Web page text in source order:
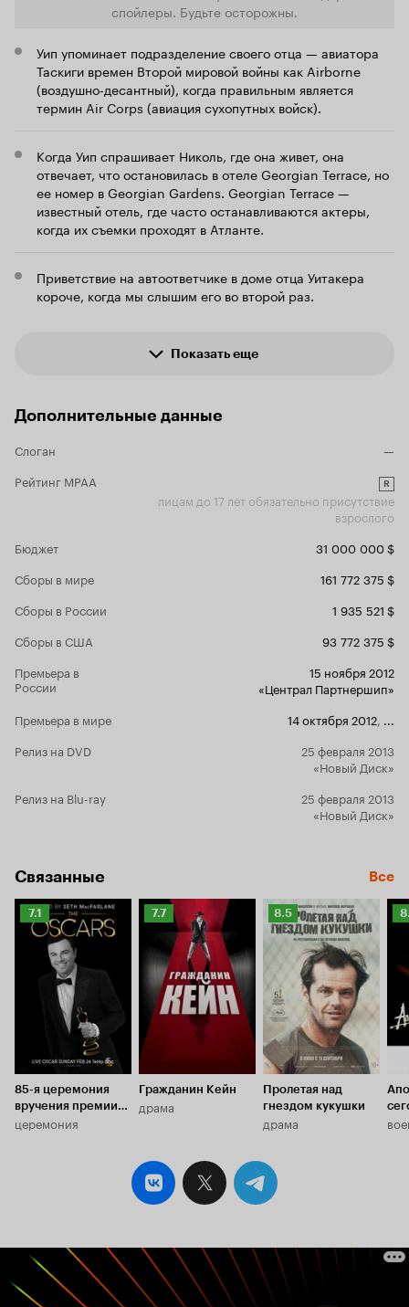
алкоголик. Это плохо, но я ничего не могу с
пить, ведь это из-за бухла я (вырезано
антиспойлерным комитетом)». И снова «Я
АЛКОГОЛИК!». И так два часа кряду! Я не шучу,
если бы - не участие бесконечно уважаемого
мною мистера Вашингтона, Ваш покорный
интересно, с помощью каких ни будь
неожиданных ситуаций, то возможно все было
бы не так плачевно, а концовка и
«неожиданное» прозрение главного героя не
выглядели высосанными из пальца. Но нет же!
брендов. Этого как то маловато для
положительной оценки не находите?
авария, и
триллера,
удалась просто
жёсткого
спойлеры. Будьте осторожны.
Уип упоминает подразделение своего отца — авиатора
Таскиги времен Второй мировой войны как Airborne
(воздушно-десантный), когда правильным является
термин Air Corps (авиация сухопутных войск).
Когда Уип спрашивает Николь, где она живет, она
отвечает, что остановилась в отеле Georgian Terrace, но
ее номер в Georgian Gardens. Georgian Terrace —
известный отель, где часто останавливаются актеры,
когда их съемки проходят в Атланте.
Приветствие на автоответчике в доме отца Уитакера
короче, когда мы слышим его во второй раз.
Показать еще
Дополнительные данные
Слоган
—
Рейтинг MPAA
R
лицам до 17 лет обязательно присутствие
взрослого
Бюджет
31 000 000 $
Сборы в мире
161 772 375 $
Сборы в России
1 935 521 $
Сборы в США
93 772 375 $
Премьера в
России
15 ноября 2012
«Централ Партнершип»
Премьера в мире
14 октября 2012
Релиз на DVD
25 февраля 2013
«Новый Диск»
Релиз на Blu-ray
25 февраля 2013
«Новый Диск»
Связанные Все
Рейтинг
Кинопоиска
7.1
85-я церемония
вручения премии
«Оскар»
церемония
Рейтинг
Кинопоиска
7.7
7.7
Гражданин Кейн
драма
Рейтинг
Кинопоиска
8.5
Пролетая над
гнездом кукушки
драма